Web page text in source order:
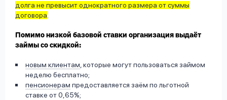
долга не превысит однократного размера от суммы
договора.
Помимо низкой базовой ставки организация выдаёт
займы со скидкой:
новым клиентам, которые могут пользоваться займом
неделю бесплатно;
пенсионерам предоставляется заём по льготной
ставке от 0,65%;